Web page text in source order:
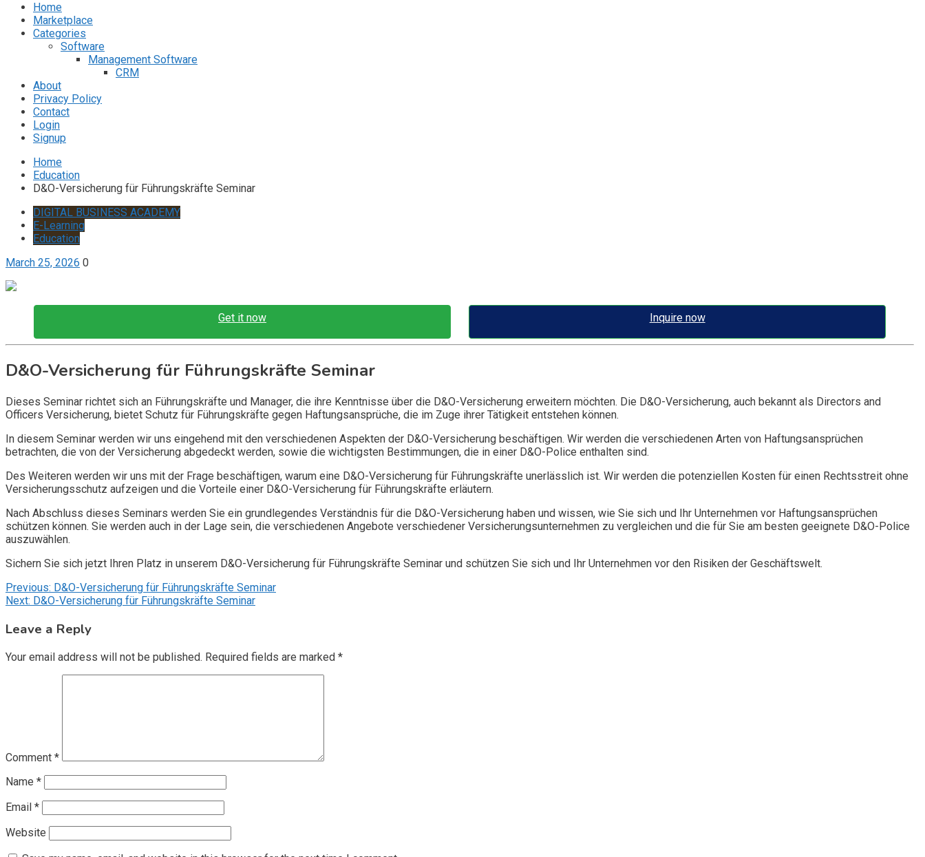
Home
Marketplace
Categories
Software
Management Software
CRM
About
Privacy Policy
Contact
Login
Signup
Home
Education
D&O-Versicherung für Führungskräfte Seminar
DIGITAL BUSINESS ACADEMY
E-Learning
Education
March 25, 2026 0
Get it now Inquire now
D&O-Versicherung für Führungskräfte Seminar
Dieses Seminar richtet sich an Führungskräfte und Manager, die ihre Kenntnisse über die D&O-Versicherung erweitern möchten. Die D&O-Versicherung, auch bekannt als Directors and
Officers Versicherung, bietet Schutz für Führungskräfte gegen Haftungsansprüche, die im Zuge ihrer Tätigkeit entstehen können.
In diesem Seminar werden wir uns eingehend mit den verschiedenen Aspekten der D&O-Versicherung beschäftigen. Wir werden die verschiedenen Arten von Haftungsansprüchen
betrachten, die von der Versicherung abgedeckt werden, sowie die wichtigsten Bestimmungen, die in einer D&O-Police enthalten sind.
Des Weiteren werden wir uns mit der Frage beschäftigen, warum eine D&O-Versicherung für Führungskräfte unerlässlich ist. Wir werden die potenziellen Kosten für einen Rechtsstreit ohne
Versicherungsschutz aufzeigen und die Vorteile einer D&O-Versicherung für Führungskräfte erläutern.
Nach Abschluss dieses Seminars werden Sie ein grundlegendes Verständnis für die D&O-Versicherung haben und wissen, wie Sie sich und Ihr Unternehmen vor Haftungsansprüchen
schützen können. Sie werden auch in der Lage sein, die verschiedenen Angebote verschiedener Versicherungsunternehmen zu vergleichen und die für Sie am besten geeignete D&O-Police
auszuwählen.
Sichern Sie sich jetzt Ihren Platz in unserem D&O-Versicherung für Führungskräfte Seminar und schützen Sie sich und Ihr Unternehmen vor den Risiken der Geschäftswelt.
Post
navigation
Previous: D&O-Versicherung für Führungskräfte Seminar
Next: D&O-Versicherung für Führungskräfte Seminar
Leave a Reply
Your email address will not be published. Required fields are marked *
Comment *
Name *
Email *
Website